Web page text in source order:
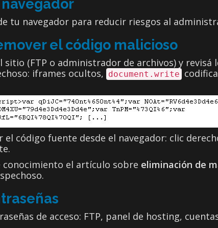
tu navegador para reducir riesgos al
el código malicioso
sitio (FTP o administrador de archivos) y revisá
iframes ocultos, document.write
el código fuente desde el navegador: clic
conocimiento el artículo sobre eliminación de
de acceso: FTP, panel de hosting,